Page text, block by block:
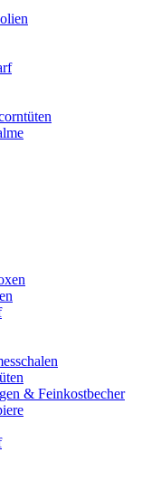
& Feinkostbecher